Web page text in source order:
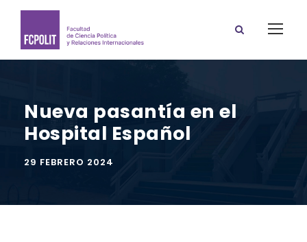
Nueva pasantía en el
Hospital Español
29 FEBRERO 2024